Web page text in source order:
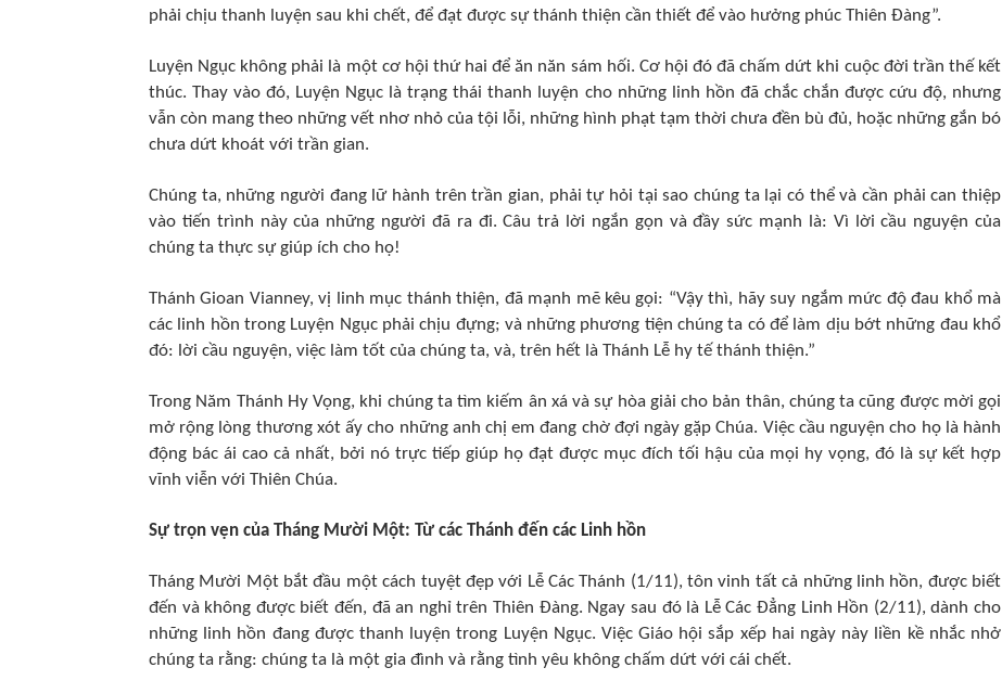
phải chịu thanh luyện sau khi chết, để đạt được sự thánh thiện cần thiết để vào hưởng phúc Thiên Đàng”.
Luyện Ngục không phải là một cơ hội thứ hai để ăn năn sám hối. Cơ hội đó đã chấm dứt khi cuộc đời trần thế kết
thúc. Thay vào đó, Luyện Ngục là trạng thái thanh luyện cho những linh hồn đã chắc chắn được cứu độ, nhưng
vẫn còn mang theo những vết nhơ nhỏ của tội lỗi, những hình phạt tạm thời chưa đền bù đủ, hoặc những gắn bó
chưa dứt khoát với trần gian.
Chúng ta, những người đang lữ hành trên trần gian, phải tự hỏi tại sao chúng ta lại có thể và cần phải can thiệp
vào tiến trình này của những người đã ra đi. Câu trả lời ngắn gọn và đầy sức mạnh là: Vì lời cầu nguyện của
chúng ta thực sự giúp ích cho họ!
Thánh Gioan Vianney, vị linh mục thánh thiện, đã mạnh mẽ kêu gọi: “Vậy thì, hãy suy ngắm mức độ đau khổ mà
các linh hồn trong Luyện Ngục phải chịu đựng; và những phương tiện chúng ta có để làm dịu bớt những đau khổ
đó: lời cầu nguyện, việc làm tốt của chúng ta, và, trên hết là Thánh Lễ hy tế thánh thiện.”
Trong Năm Thánh Hy Vọng, khi chúng ta tìm kiếm ân xá và sự hòa giải cho bản thân, chúng ta cũng được mời gọi
mở rộng lòng thương xót ấy cho những anh chị em đang chờ đợi ngày gặp Chúa. Việc cầu nguyện cho họ là hành
động bác ái cao cả nhất, bởi nó trực tiếp giúp họ đạt được mục đích tối hậu của mọi hy vọng, đó là sự kết hợp
vĩnh viễn với Thiên Chúa.
Sự trọn vẹn của Tháng Mười Một: Từ các Thánh đến các Linh hồn
Tháng Mười Một bắt đầu một cách tuyệt đẹp với Lễ Các Thánh (1/11), tôn vinh tất cả những linh hồn, được biết
đến và không được biết đến, đã an nghỉ trên Thiên Đàng. Ngay sau đó là Lễ Các Đẳng Linh Hồn (2/11), dành cho
những linh hồn đang được thanh luyện trong Luyện Ngục. Việc Giáo hội sắp xếp hai ngày này liền kề nhắc nhở
chúng ta rằng: chúng ta là một gia đình và rằng tình yêu không chấm dứt với cái chết.